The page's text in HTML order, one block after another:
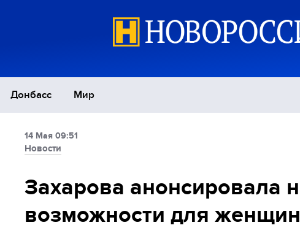
Донбасс Мир
Экономика
Спорт
14 Мая 09:51
Новости
Захарова анонсировала
возможности для